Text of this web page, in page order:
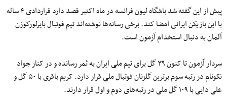
پیش از این گفته شد باشگاه لیون فرانسه در ماه اکتبر قصد دارد قراردادی ۴ ساله
با این بازیکن ایرانی امضا کند. برخی رسانه‌ها نوشته‌اند تیم فوتبال بایرلورکوزن
آلمان به دنبال استخدام آزمون است.
سردار آزمون تا کنون ۳۹ گل برای تیم ملی ایران به ثمر رسانده و در کنار جواد
نکونام در رتبه سوم برترین گلزنان فوتبال ملی قرار دارد. کریم باقری با ۵۰ گل و
علی دایی با ۱۰۹ گل ملی در رتبه‌های دوم و اول قرار دارند.